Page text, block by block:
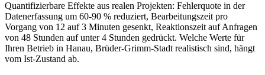
Quantifizierbare Effekte aus realen Projekten: Fehlerquote in der
Datenerfassung um 60-90 % reduziert, Bearbeitungszeit pro
Vorgang von 12 auf 3 Minuten gesenkt, Reaktionszeit auf Anfragen
von 48 Stunden auf unter 4 Stunden gedrückt. Welche Werte für
Ihren Betrieb in Hanau, Brüder-Grimm-Stadt realistisch sind, hängt
vom Ist-Zustand ab.